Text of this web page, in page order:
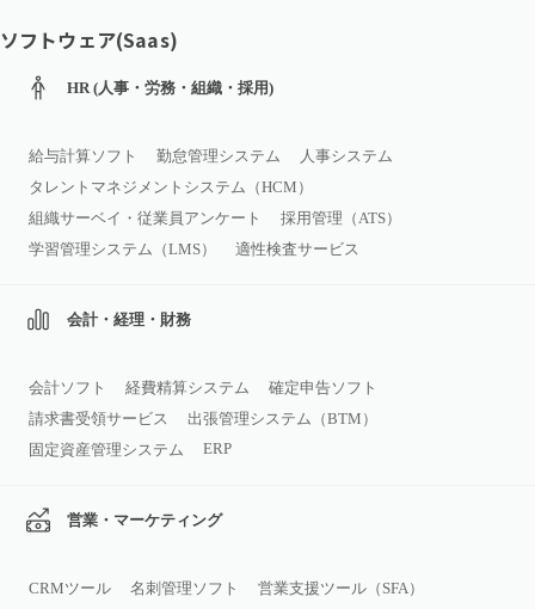
ソフトウェア(Saas)
HR (人事・労務・組織・採用)
給与計算ソフト 勤怠管理システム
人事システム
タレントマネジメントシステム（HCM）
組織サーベイ・従業員アンケート
採用管理（ATS）
学習管理システム（LMS）
適性検査サービス
会計・経理・財務
会計ソフト 経費精算システム
確定申告ソフト
請求書受領サービス
出張管理システム（BTM）
固定資産管理システム
ERP
営業・マーケティング
CRMツール 名刺管理ソフト
営業支援ツール（SFA）